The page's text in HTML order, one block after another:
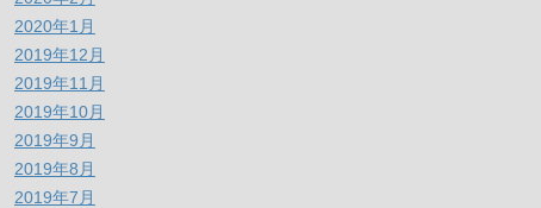
2020年1月
2019年12月
2019年11月
2019年10月
2019年9月
2019年8月
2019年7月